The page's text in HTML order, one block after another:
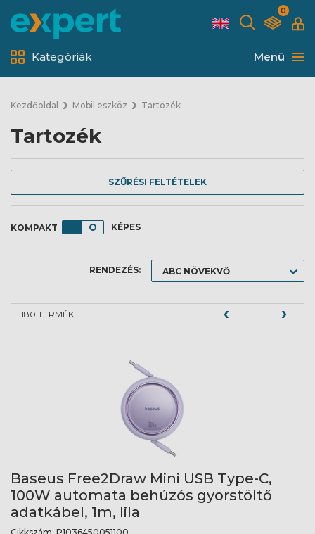
0
Menü
Kategóriák
Kezdőoldal Mobil eszköz Tartozék
Tartozék
SZŰRÉSI FELTÉTELEK
KÉPES
RENDEZÉS:
180 TERMÉK
Baseus Free2Draw Mini USB Type-C,
100W automata behúzós gyorstöltő
adatkábel, 1m, lila